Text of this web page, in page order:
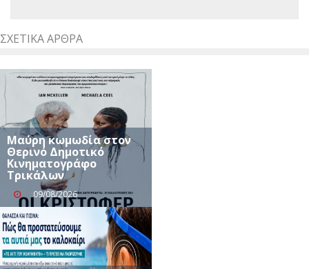
ΣΧΕΤΙΚΆ ΆΡΘΡΑ
Μαύρη κωμωδία στον
Θερινό Δημοτικό
Κινηματογράφο
Τρικάλων
09/08/2026